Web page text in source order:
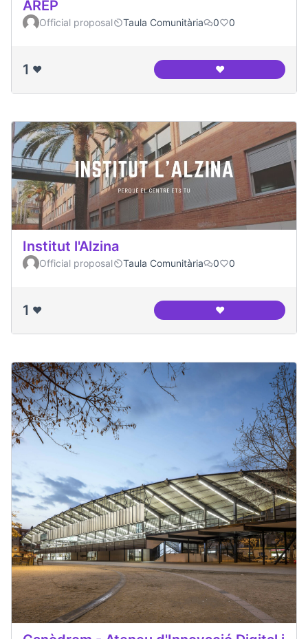
AREP
Official proposal Taula Comunitària 0 0
1 ❤️ ❤️AREP
Institut l'Alzina
Official proposal Taula Comunitària 0 0
1 ❤️ ❤️Institut l'Alzina